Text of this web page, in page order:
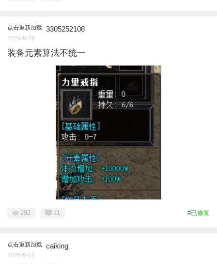
点击重新加载 3305252108
2026-5-29
装备元素算法不统一
#已修复
292 11
点击重新加载 caiking
2026-5-18